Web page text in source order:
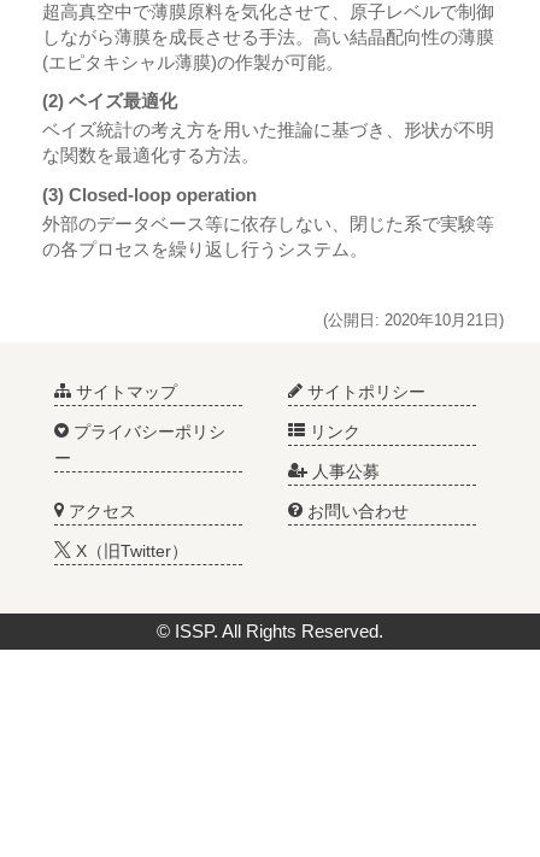
超高真空中で薄膜原料を気化させて、原子レベルで制御
しながら薄膜を成長させる手法。高い結晶配向性の薄膜
(エピタキシャル薄膜)の作製が可能。
(2) ベイズ最適化
ベイズ統計の考え方を用いた推論に基づき、形状が不明
な関数を最適化する方法。
(3) Closed-loop operation
外部のデータベース等に依存しない、閉じた系で実験等
の各プロセスを繰り返し行うシステム。
(公開日: 2020年10月21日)
サイトマップ サイトポリシー
プライバシーポリシ
ー
リンク
人事公募
アクセス お問い合わせ
X（旧Twitter）
© ISSP. All Rights Reserved.